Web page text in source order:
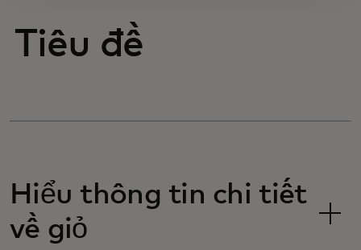
Tiêu đề
Hiểu thông tin chi tiết
về giỏ